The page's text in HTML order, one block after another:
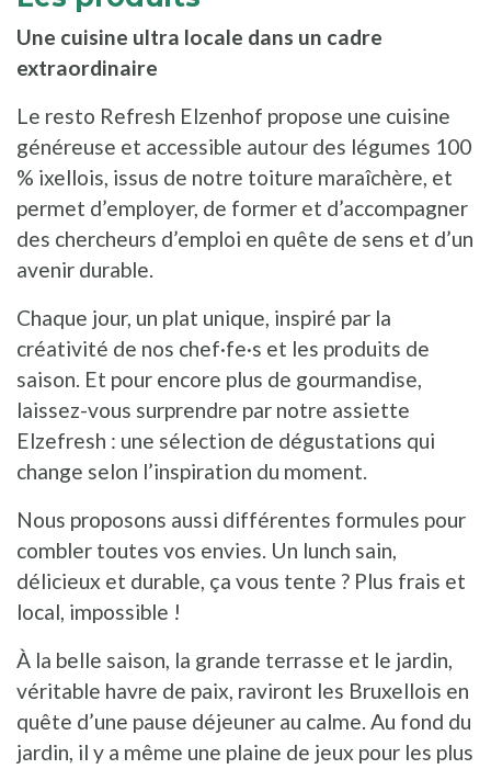
Une cuisine ultra locale dans un cadre
extraordinaire
Le resto Refresh Elzenhof propose une cuisine
généreuse et accessible autour des légumes 100
% ixellois, issus de notre toiture maraîchère, et
permet d’employer, de former et d’accompagner
des chercheurs d’emploi en quête de sens et d’un
avenir durable.
Chaque jour, un plat unique, inspiré par la
créativité de nos chef·fe·s et les produits de
saison. Et pour encore plus de gourmandise,
laissez-vous surprendre par notre assiette
Elzefresh : une sélection de dégustations qui
change selon l’inspiration du moment.
Nous proposons aussi différentes formules pour
combler toutes vos envies. Un lunch sain,
délicieux et durable, ça vous tente ? Plus frais et
local, impossible !
À la belle saison, la grande terrasse et le jardin,
véritable havre de paix, raviront les Bruxellois en
quête d’une pause déjeuner au calme. Au fond du
jardin, il y a même une plaine de jeux pour les plus